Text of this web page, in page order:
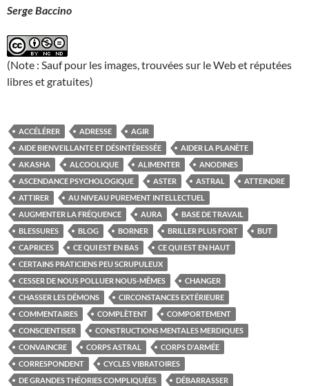
Serge Baccino
(Note : Sauf pour les images, trouvées sur le Web et réputées
libres et gratuites)
ACCÉLÉRER ADRESSE
AGIR
AIDE BIENVEILLANTE ET DÉSINTÉRESSÉE
AIDER LA PLANÈTE
AKASHA
ALCOOLIQUE ALIMENTER
ANODINES
ASCENDANCE PSYCHOLOGIQUE
ASTER ASTRAL
ATTEINDRE
ATTIRER
AU NIVEAU PUREMENT INTELLECTUEL
AUGMENTER LA FRÉQUENCE
AURA
BASE DE TRAVAIL
BLESSURES
BLOG BORNER BRILLER PLUS FORT
BUT
CAPRICES
CE QUI EST EN BAS
CE QUI EST EN HAUT
CERTAINS PRATICIENS PEU SCRUPULEUX
CESSER DE NOUS POLLUER NOUS-MÊMES
CHANGER
CHASSER LES DÉMONS
CIRCONSTANCES EXTÉRIEURE
COMMENTAIRES
COMPLÈTENT
COMPORTEMENT
CONSCIENTISER
CONSTRUCTIONS MENTALES MERDIQUES
CONVAINCRE
CORPS ASTRAL
CORPS D'ARMÉE
CORRESPONDENT
CYCLES VIBRATOIRES
DE GRANDES THÉORIES COMPLIQUÉES
DÉBARRASSER